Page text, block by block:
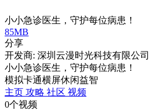
小小急诊医生，守护每位病患！
85MB
分享
开发商: 深圳云漫时光科技有限公司
小小急诊医生，守护每位病患！
模拟卡通横屏休闲益智
主页 攻略 社区 视频
0个视频